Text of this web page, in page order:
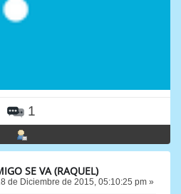
1
SE VA (RAQUEL)
de Diciembre de 2015, 05:10:25 pm »